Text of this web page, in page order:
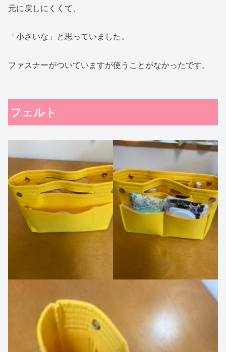
元に戻しにくくて、
「小さいな」と思っていました。
ファスナーがついていますが使うことがなかったです。
フェルト